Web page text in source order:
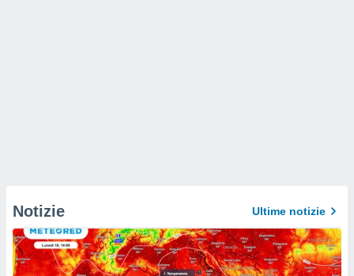
Notizie Ultime notizie